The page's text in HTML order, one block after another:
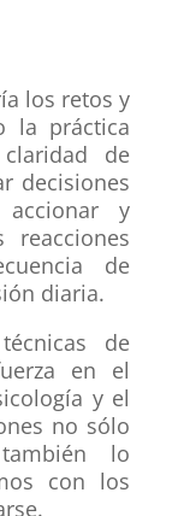
los retos y
la práctica
de
decisiones
y
reacciones
de
diaria.
de
en el
y el
no sólo
lo
con los